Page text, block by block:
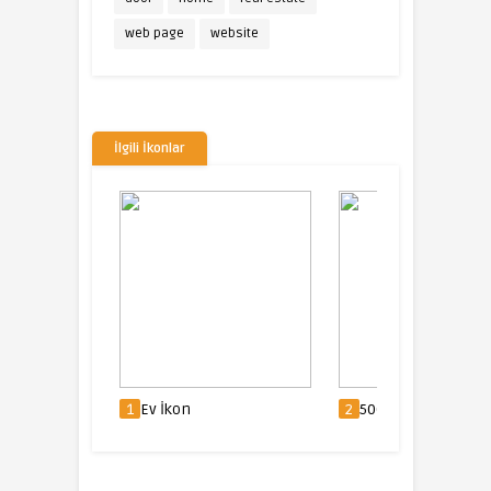
web page website
İlgili İkonlar
2 500px logo İkon 3